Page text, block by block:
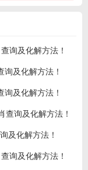
询及化解方法！
及化解方法！
及化解方法！
询及化解方法！
及化解方法！
询及化解方法！